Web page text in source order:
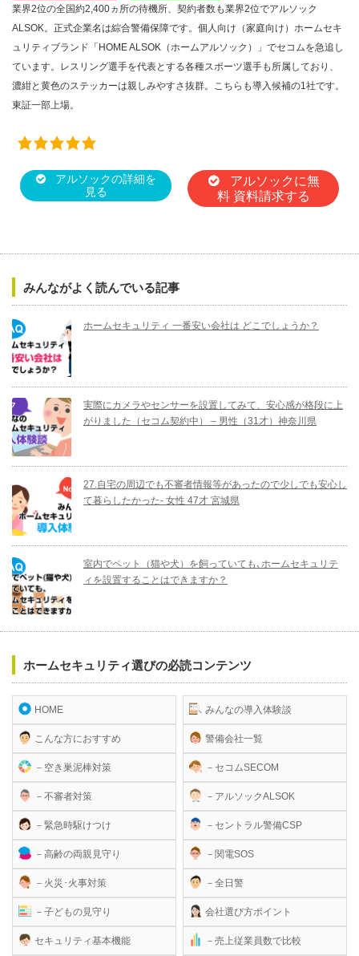
業界2位の全国約2,400ヵ所の待機所、契約者数も業界2位でアルソック
ALSOK。正式企業名は綜合警備保障です。個人向け（家庭向け）ホームセキ
ュリティブランド「HOME ALSOK（ホームアルソック）」でセコムを急追し
ています。レスリング選手を代表とする各種スポーツ選手も所属しており、
濃紺と黄色のステッカーは親しみやすさ抜群。こちらも導入候補の1社です。
東証一部上場。
アルソックの詳細を
見る
アルソックに無
料 資料請求する
みんながよく読んでいる記事
ホームセキュリティ 一番安い会社は どこでしょうか？
実際にカメラやセンサーを設置してみて、安心感が格段に上
がりました（セコム契約中） – 男性（31才）神奈川県
27.自宅の周辺でも不審者情報等があったので少しでも安心し
て暮らしたかった- 女性 47才 宮城県
室内でペット（猫や犬）を飼っていても､ホームセキュリテ
ィを設置することはできますか？
ホームセキュリティ選びの必読コンテンツ
HOME
こんな方におすすめ
－空き巣泥棒対策
－不審者対策
－緊急時駆けつけ
－高齢の両親見守り
－火災･火事対策
－子どもの見守り
セキュリティ基本機能
みんなの導入体験談
警備会社一覧
－セコムSECOM
－アルソックALSOK
－セントラル警備CSP
－関電SOS
－全日警
会社選び方ポイント
－売上従業員数で比較